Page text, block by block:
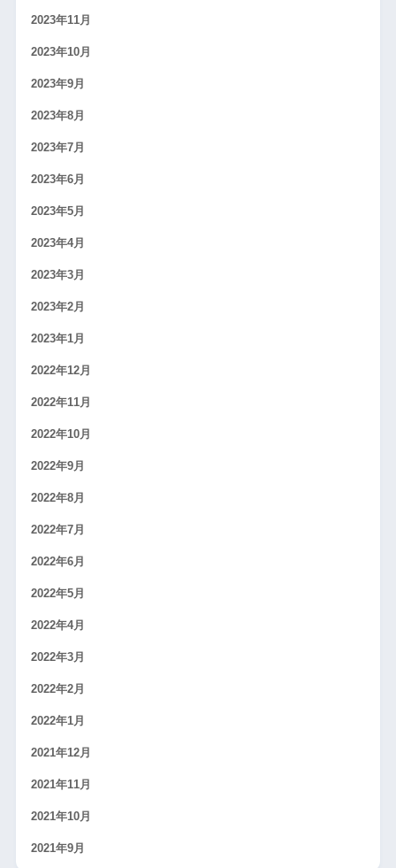
2023年11月
2023年10月
2023年9月
2023年8月
2023年7月
2023年6月
2023年5月
2023年4月
2023年3月
2023年2月
2023年1月
2022年12月
2022年11月
2022年10月
2022年9月
2022年8月
2022年7月
2022年6月
2022年5月
2022年4月
2022年3月
2022年2月
2022年1月
2021年12月
2021年11月
2021年10月
2021年9月